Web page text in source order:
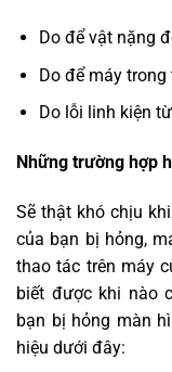
Do để vật nặng
Do để máy
Do lỗi linh kiện
Những trường hợp
Sẽ thật khó chịu
của bạn bị hỏng,
thao tác trên máy
biết được khi nào
bạn bị hỏng màn
hiệu dưới đây: